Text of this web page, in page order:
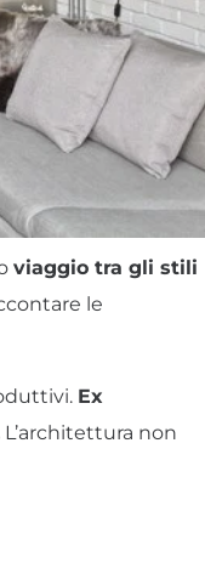
viaggio tra gli stili
le
Ex
L’architettura non